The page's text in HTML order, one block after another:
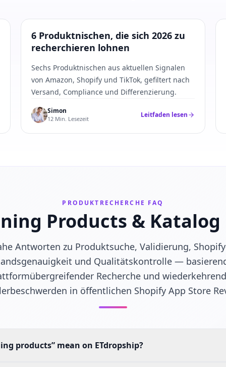
Produktrecherche
6 Produktnischen, die sich 2026 zu
recherchieren lohnen
Sechs Produktnischen aus aktuellen Signalen
von Amazon, Shopify und TikTok, gefiltert nach
Versand, Compliance und Differenzierung.
Simon
12 Min. Lesezeit Leitfaden lesen
PRODUKTRECHERCHE FAQ
Products & Katalog
Antworten zu Produktsuche, Validierung,
und Qualitätskontrolle —
Recherche und
in öffentlichen Shopify App Store
products” mean on ETdropship?